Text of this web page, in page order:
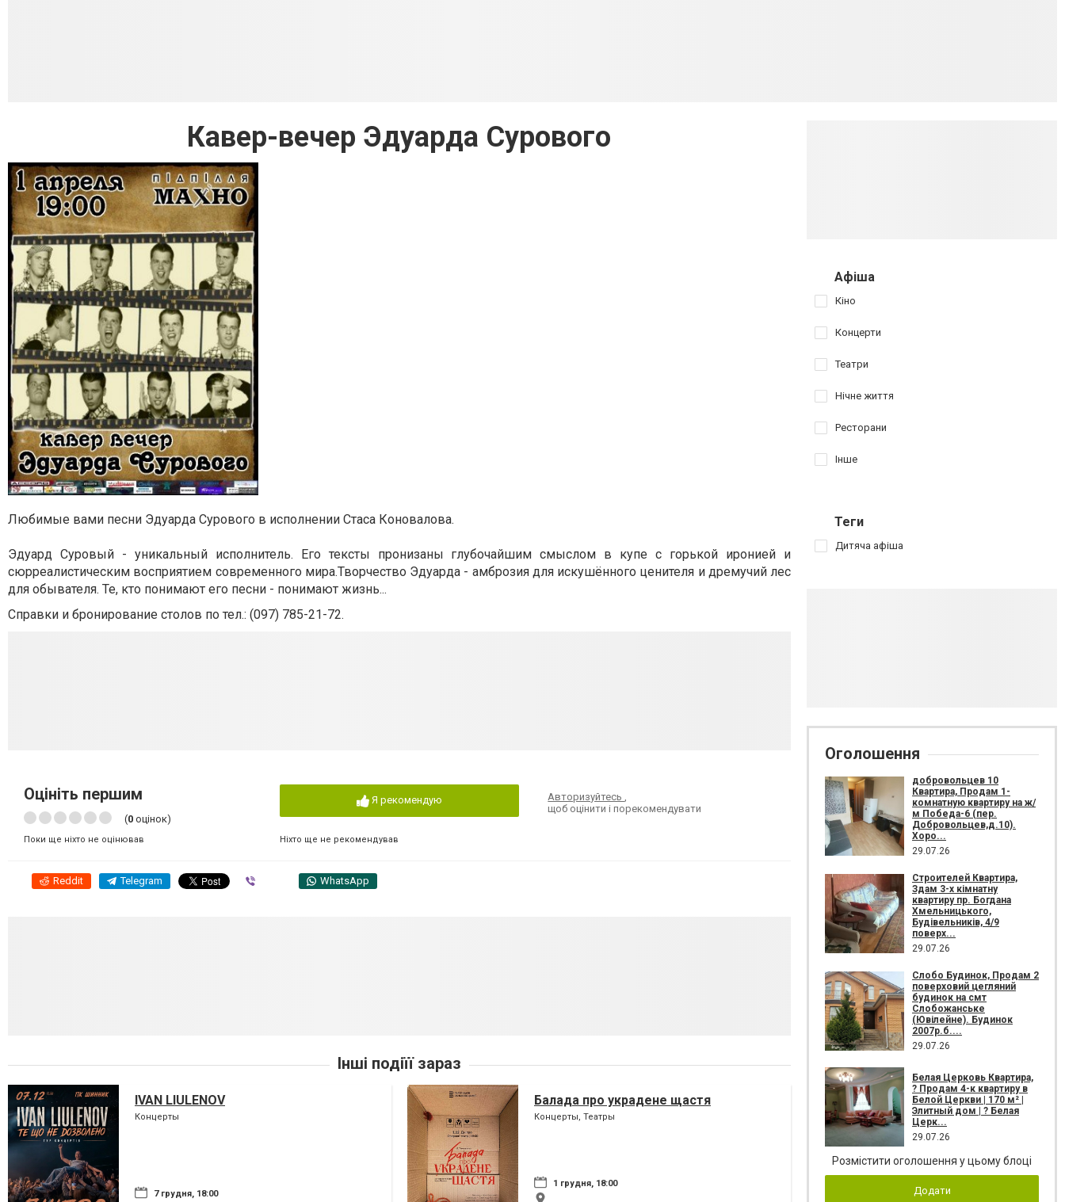
Кавер-вечер Эдуарда Сурового
Любимые вами песни Эдуарда Сурового в исполнении Стаса Коновалова.
Эдуард Суровый - уникальный исполнитель. Его тексты пронизаны глубочайшим смыслом в купе с горькой иронией и
сюрреалистическим восприятием современного мира.Творчество Эдуарда - амброзия для искушённого ценителя и дремучий лес
для обывателя. Те, кто понимают его песни - понимают жизнь...
Справки и бронирование столов по тел.: (097) 785-21-72.
Оцініть першим
(0 оцінок)
Поки ще ніхто не оцінював
Я рекомендую
Ніхто ще не рекомендував
Авторизуйтесь,
щоб оцінити і порекомендувати
Reddit Telegram WhatsApp
Інші подіїї зараз
IVAN LIULENOV
Концерты
7 грудня, 18:00
Балада про украдене щастя
Концерты, Театры
1 грудня, 18:00
Афіша
Кіно
Концерти
Театри
Нічне життя
Ресторани
Інше
Теги
Дитяча афіша
Оголошення
добровольцев 10
Квартира, Продам 1-
комнатную квартиру на ж/
м Победа-6 (пер.
Добровольцев,д.10).
Хоро...
29.07.26
Строителей Квартира,
Здам 3-х кімнатну
квартиру пр. Богдана
Хмельницького,
Будівельників, 4/9
поверх...
29.07.26
Слобо Будинок, Продам 2
поверховий цегляний
будинок на смт
Слобожанське
(Ювілейне). Будинок
2007р.б....
29.07.26
Белая Церковь Квартира,
? Продам 4-к квартиру в
Белой Церкви | 170 м² |
Элитный дом | ? Белая
Церк...
29.07.26
Розмістити оголошення у цьому блоці
Додати